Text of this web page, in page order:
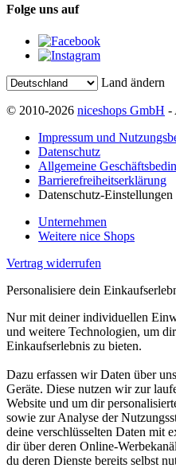
Folge uns auf
Land ändern
© 2010-2026 niceshops GmbH -
Impressum und
Datenschutz
Allgemeine
Barrierefreiheitserklärung
Datenschutz-Einstellungen
Unternehmen
Weitere nice Shops
Vertrag widerrufen
Personalisiere dein
Nur mit deiner individuellen
und weitere Technologien, um
Einkaufserlebnis zu bieten.
Dazu erfassen wir Daten über
Geräte. Diese nutzen wir zur
Website und um dir
sowie zur Analyse der
deine verschlüsselten Daten mit
dir über deren Online-
du deren Dienste bereits selbst